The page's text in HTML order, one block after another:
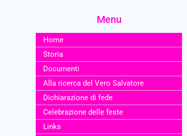
Menu
Home
Storia
Documenti
Alla ricerca del Vero Salvatore
Dichiarazione di fede
Celebrazione delle feste
Links